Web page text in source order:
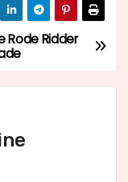
Rode Ridder